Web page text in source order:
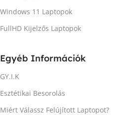
Windows 11 Laptopok
FullHD Kijelzős Laptopok
Egyéb Információk
GY.I.K
Esztétikai Besorolás
Miért Válassz Felújított Laptopot?